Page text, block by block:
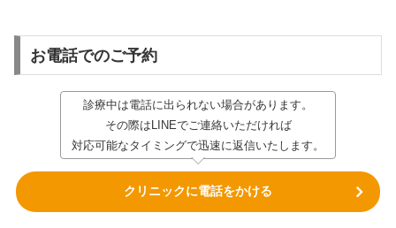
お電話でのご予約
診療中は電話に出られない場合があります。
その際はLINEでご連絡いただければ
対応可能なタイミングで迅速に返信いたします。
クリニックに電話をかける